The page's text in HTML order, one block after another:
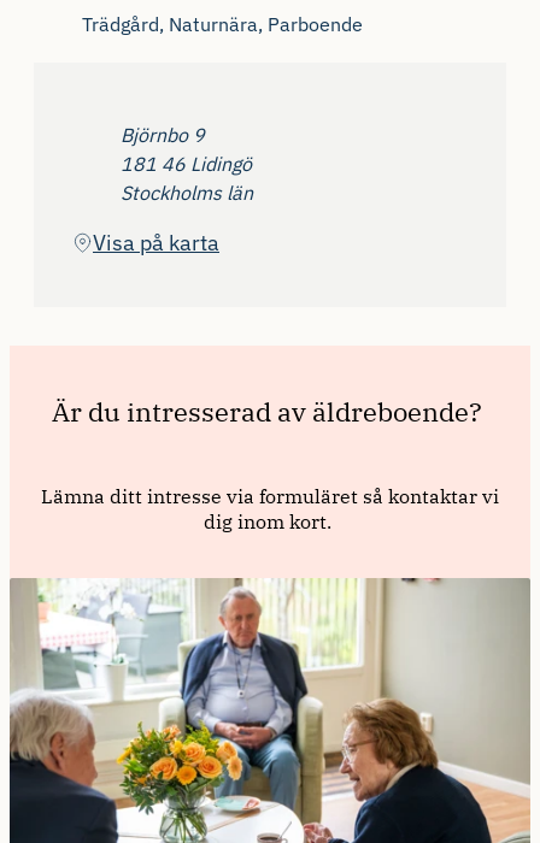
Trädgård, Naturnära, Parboende
AdressBjörnbo 9
181 46 Lidingö
Stockholms län
Visa på karta